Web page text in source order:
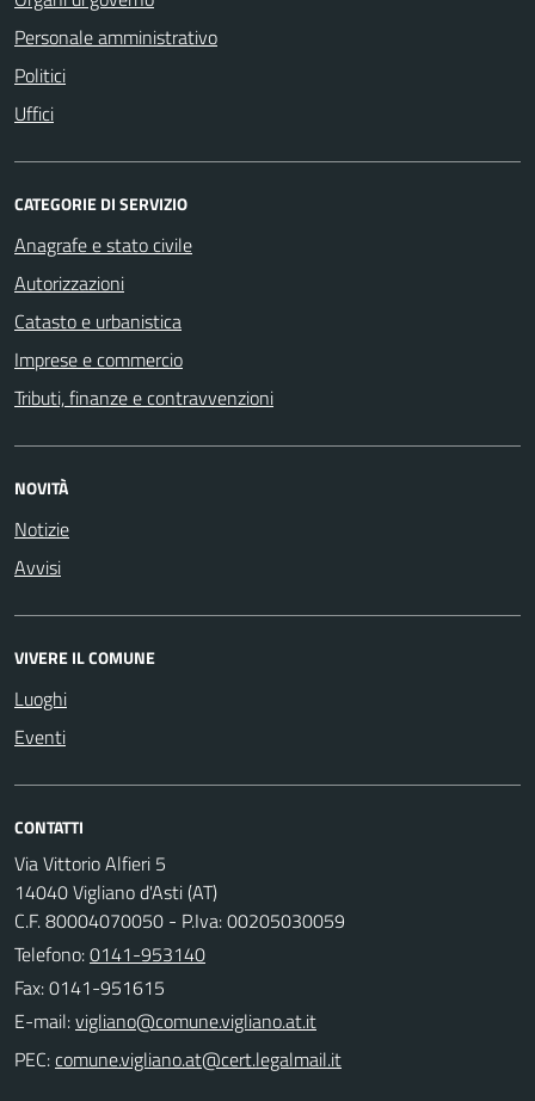
Personale amministrativo
Politici
Uffici
CATEGORIE DI SERVIZIO
Anagrafe e stato civile
Autorizzazioni
Catasto e urbanistica
Imprese e commercio
Tributi, finanze e contravvenzioni
NOVITÀ
Notizie
Avvisi
VIVERE IL COMUNE
Luoghi
Eventi
CONTATTI
Via Vittorio Alfieri 5
14040 Vigliano d'Asti (AT)
C.F. 80004070050 - P.Iva: 00205030059
Telefono:0141-953140
Fax: 0141-951615
E-mail:
PEC: